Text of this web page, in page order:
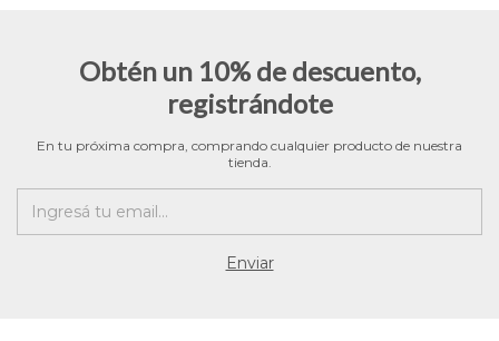
Obtén un 10% de descuento,
registrándote
En tu próxima compra, comprando cualquier producto de nuestra
tienda.